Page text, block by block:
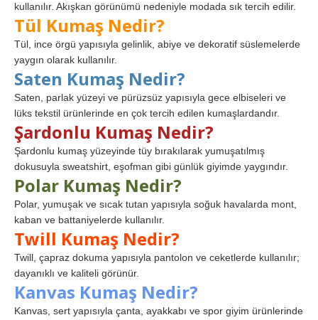
kullanılır. Akışkan görünümü nedeniyle modada sık tercih edilir.
Tül Kumaş Nedir?
Tül, ince örgü yapısıyla gelinlik, abiye ve dekoratif süslemelerde
yaygın olarak kullanılır.
Saten Kumaş Nedir?
Saten, parlak yüzeyi ve pürüzsüz yapısıyla gece elbiseleri ve
lüks tekstil ürünlerinde en çok tercih edilen kumaşlardandır.
Şardonlu Kumaş Nedir?
Şardonlu kumaş yüzeyinde tüy bırakılarak yumuşatılmış
dokusuyla sweatshirt, eşofman gibi günlük giyimde yaygındır.
Polar Kumaş Nedir?
Polar, yumuşak ve sıcak tutan yapısıyla soğuk havalarda mont,
kaban ve battaniyelerde kullanılır.
Twill Kumaş Nedir?
Twill, çapraz dokuma yapısıyla pantolon ve ceketlerde kullanılır;
dayanıklı ve kaliteli görünür.
Kanvas Kumaş Nedir?
Kanvas, sert yapısıyla çanta, ayakkabı ve spor giyim ürünlerinde